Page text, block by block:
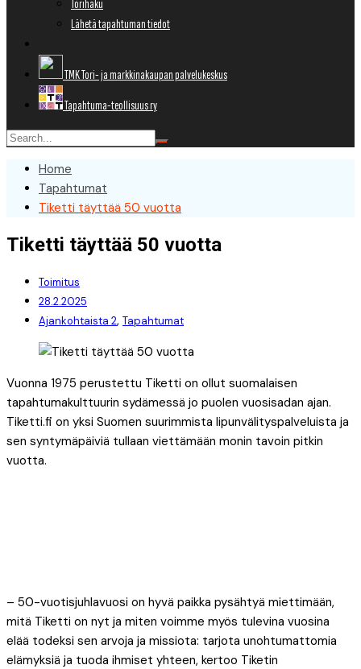
Torihaku
Lähetä tapahtuman tiedot
TMK Tori- ja markkinakaupan palvelukeskus
Tapahtuma-teollisuus ry
Home
Tapahtumat
Tiketti täyttää 50 vuotta
Tiketti täyttää 50 vuotta
Toimitus
28.2.2025
Ajankohtaista 2, Tapahtumat
Vuonna 1975 perustettu Tiketti on ollut suomalaisen
tapahtumakulttuurin sydämessä jo puolen vuosisadan ajan.
Tiketti.fi on yksi Suomen suurimmista lipunvälityspalveluista ja
sen syntymäpäiviä tullaan viettämään monin tavoin pitkin
vuotta.
– 50-vuotisjuhlavuosi on hyvä paikka pysähtyä miettimään,
mitä Tiketti on nyt ja miten voimme myös tulevina vuosina
elää todeksi sen arvoja ja missiota: tarjota unohtumattomia
elämyksiä ja tuoda ihmiset yhteen, kertoo Tiketin